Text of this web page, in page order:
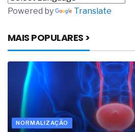
Powered by Translate
MAIS POPULARES >
NORMALIZAÇÃO